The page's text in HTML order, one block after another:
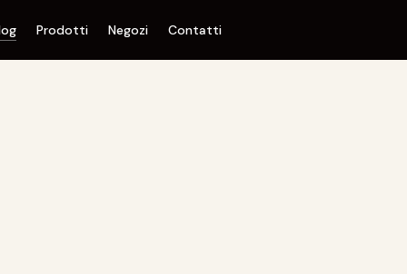
Prodotti Negozi Contatti